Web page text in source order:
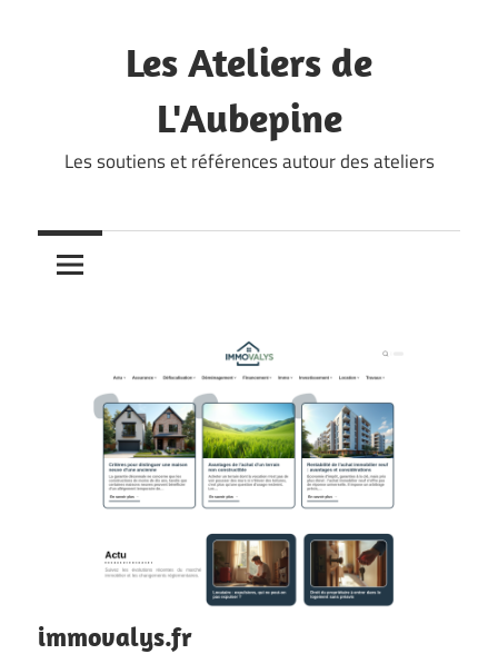
Les Ateliers de
L'Aubepine
Les soutiens et références autour des ateliers
immovalys.fr